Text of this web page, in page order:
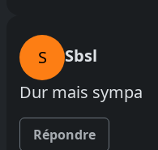
S
Sbsl
Dur mais sympa
Répondre